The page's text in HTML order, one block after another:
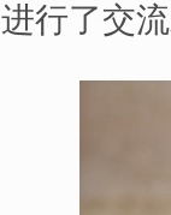
进行了交